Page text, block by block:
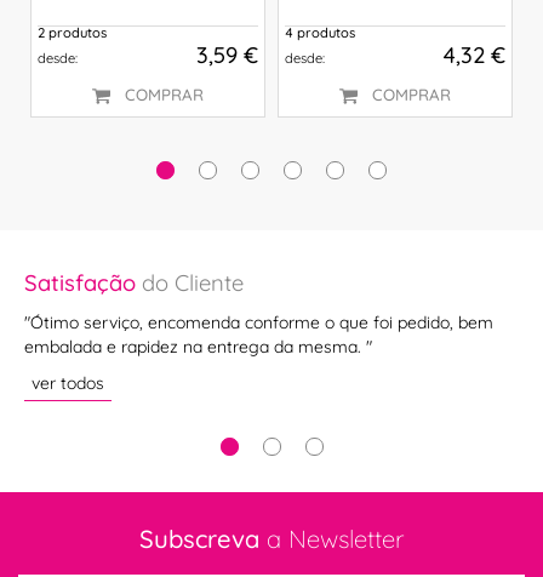
2 produtos
desde:
3,59 €
COMPRAR
4 produtos
desde:
4,32 €
COMPRAR
Satisfação do Cliente
"Ótimo serviço, encomenda conforme o que foi pedido, bem
embalada e rapidez na entrega da mesma. "
ver todos
Subscreva a Newsletter